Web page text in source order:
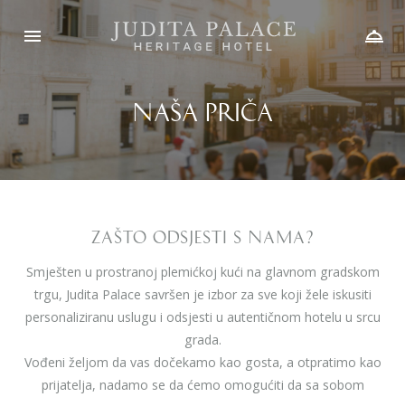
Naša priča
ZAŠTO ODSJESTI S NAMA?
Smješten u prostranoj plemićkoj kući na glavnom gradskom
trgu, Judita Palace savršen je izbor za sve koji žele iskusiti
personaliziranu uslugu i odsjesti u autentičnom hotelu u srcu
grada.
Vođeni željom da vas dočekamo kao gosta, a otpratimo kao
prijatelja, nadamo se da ćemo omogućiti da sa sobom